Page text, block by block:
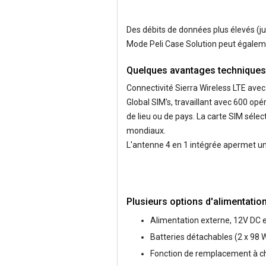
Des débits de données plus élevés
Mode Peli Case Solution peut
Quelques avantages
Connectivité Sierra Wireless LTE
Global SIM's, travaillant avec 600
de lieu ou de pays. La carte SIM
mondiaux.
L'antenne 4 en 1 intégrée apermet
Plusieurs options
Alimentation externe, 12V DC
Batteries détachables (2 x 98
Fonction de remplacement à